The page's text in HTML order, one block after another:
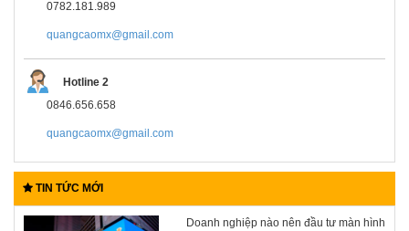
0782.181.989
quangcaomx@gmail.com
Hotline 2
0846.656.658
quangcaomx@gmail.com
TIN TỨC MỚI
Doanh nghiệp nào nên đầu tư màn hình